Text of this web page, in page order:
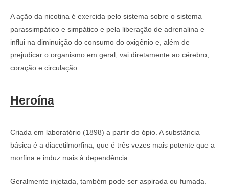
A ação da nicotina é exercida pelo sistema sobre o sistema
parassimpático e simpático e pela liberação de adrenalina e
influi na diminuição do consumo do oxigênio e, além de
prejudicar o organismo em geral, vai diretamente ao cérebro,
coração e circulação.
Heroína
Criada em laboratório (1898) a partir do ópio. A substância
básica é a diacetilmorfina, que é três vezes mais potente que a
morfina e induz mais à dependência.
Geralmente injetada, também pode ser aspirada ou fumada.